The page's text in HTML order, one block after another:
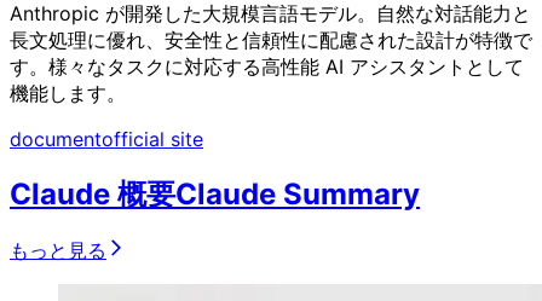
Anthropic が開発した大規模言語モデル。自然な対話能力と
長文処理に優れ、安全性と信頼性に配慮された設計が特徴で
す。様々なタスクに対応する高性能 AI アシスタントとして
機能します。
documentofficial site
Claude 概要Claude Summary
もっと見る